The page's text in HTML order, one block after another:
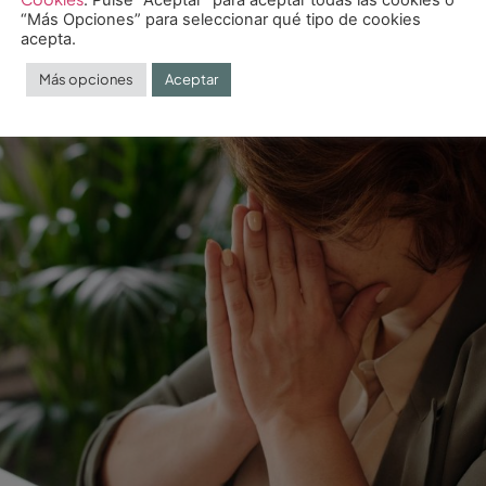
meta: por qué te agota
“Más Opciones” para seleccionar qué tipo de cookies
acepta.
Más opciones Aceptar